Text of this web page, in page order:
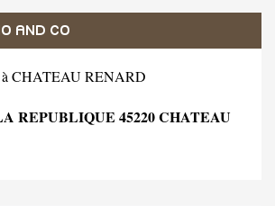
AND CO
à CHATEAU RENARD
REPUBLIQUE 45220 CHATEAU